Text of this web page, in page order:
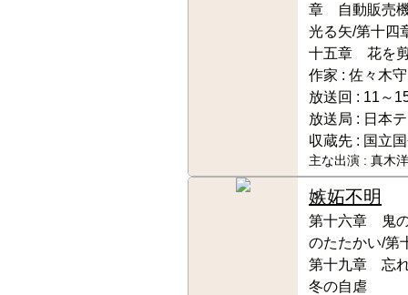
章 自動販売
光る矢/第十
十五章 花を
作家 : 佐々木守
放送回 : 11～
放送局 : 日本
収蔵先 : 国立
主な出演 : 真木
嫉妬不明
第十六章 鬼
のたたかい/
第十九章 忘
冬の自虐